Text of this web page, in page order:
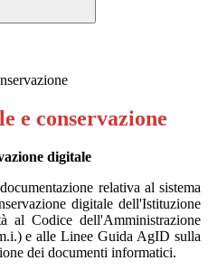
e conservazione
digitale
relativa al sistema
digitale dell'Istituzione
al Codice dell'Amministrazione
e alle Linee Guida AgID sulla
dei documenti informatici.